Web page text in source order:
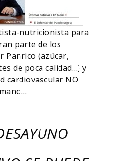
nutricionista para
parte de los
Panrico (azúcar,
de poca calidad…) y
cardiovascular NO